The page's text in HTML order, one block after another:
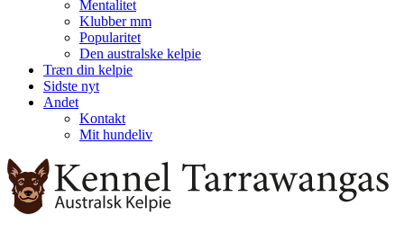
Mentalitet
Klubber mm
Popularitet
Den australske kelpie
Træn din kelpie
Sidste nyt
Andet
Kontakt
Mit hundeliv